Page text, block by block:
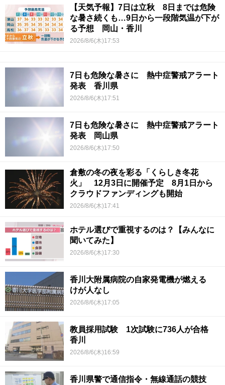
【天気予報】7日は立秋 8日までは危険
な暑さ続くも…9日から一段階気温が下が
る予想 岡山・香川
2026/8/6(木)17:53
7日も危険な暑さに 熱中症警戒アラート
発表 香川県
2026/8/6(木)17:51
7日も危険な暑さに 熱中症警戒アラート
発表 岡山県
2026/8/6(木)17:50
倉敷の冬の夜を彩る「くらしき冬花
火」 12月3日に開催予定 8月1日から
クラウドファンディングも開始
2026/8/6(木)17:41
ホテル選びで重視するのは？【みんなに
聞いてみた】
2026/8/6(木)17:30
香川大附属病院の自家発電機が燃える
けが人なし
2026/8/6(木)17:05
教員採用試験 1次試験に736人が合格
香川
2026/8/6(木)16:59
香川県警で通信指令・無線通話の競技